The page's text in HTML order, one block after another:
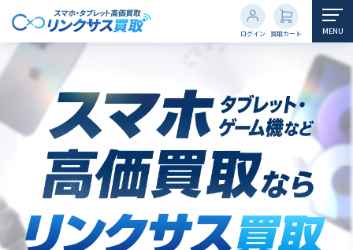
買取カート
ログイン MENU